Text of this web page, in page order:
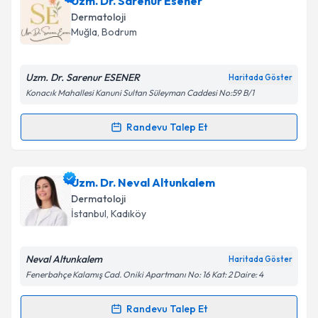
Takvim Talebini Gönder
takvimi talebi oluşturun. Size bu uzmandan randevu
almanız için bir takvim hazırlandığında e-posta ile
bilgilendireceğiz.
Kişisel verilerimin işlenmesine ilişkinAydınlatma
kapsamda işlenmesini kabul ediyorum.
Takvim Talebini Gönder
Dermatoloji
Muğla, Bodrum
Uzm. Dr. Sarenur ESENER Haritada Göster
Konacık Mahallesi Kanuni Sultan Süleyman Caddesi No:59 B/1
Randevu Talep Et
Randevu Takvimi Talebi
Uzm. Dr. Sarenur Eseneriçin randevu takvimi talebi
oluşturun. Size bu uzmandan randevu almanız için bir
takvim hazırlandığında e-posta ile bilgilendireceğiz.
Kişisel verilerimin işlenmesine ilişkin
Uzm. Dr. Neval Altunkalem
Dermatoloji
İstanbul, Kadıköy
Neval Altunkalem Haritada Göster
Fenerbahçe Kalamış Cad. Oniki Apartmanı No: 16 Kat: 2 Daire: 4
Randevu Talep Et